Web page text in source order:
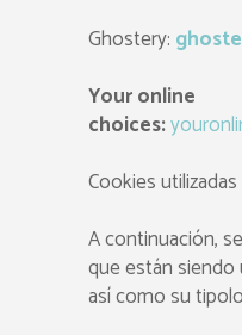
Ghostery:
Your online
choices:
Cookies
A continuación,
que están siendo
así como su